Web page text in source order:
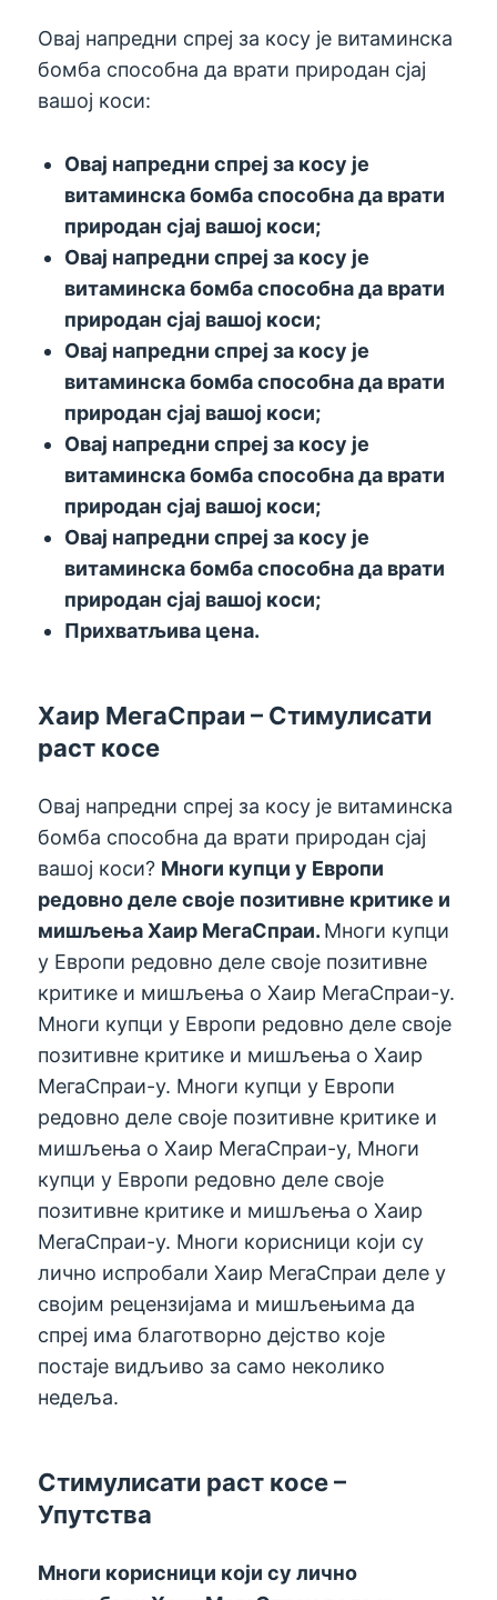
Овај напредни спреј за косу је витаминска
бомба способна да врати природан сјај
вашој коси:
Овај напредни спреј за косу је
витаминска бомба способна да врати
природан сјај вашој коси;
Овај напредни спреј за косу је
витаминска бомба способна да врати
природан сјај вашој коси;
Овај напредни спреј за косу је
витаминска бомба способна да врати
природан сјај вашој коси;
Овај напредни спреј за косу је
витаминска бомба способна да врати
природан сјај вашој коси;
Овај напредни спреј за косу је
витаминска бомба способна да врати
природан сјај вашој коси;
Прихватљива цена.
Хаир МегаСпраи – Стимулисати
раст косе
Овај напредни спреј за косу је витаминска
бомба способна да врати природан сјај
вашој коси? Многи купци у Европи
редовно деле своје позитивне критике и
мишљења Хаир МегаСпраи. Многи купци
у Европи редовно деле своје позитивне
критике и мишљења о Хаир МегаСпраи-у.
Многи купци у Европи редовно деле своје
позитивне критике и мишљења о Хаир
МегаСпраи-у. Многи купци у Европи
редовно деле своје позитивне критике и
мишљења о Хаир МегаСпраи-у, Многи
купци у Европи редовно деле своје
позитивне критике и мишљења о Хаир
МегаСпраи-у. Многи корисници који су
лично испробали Хаир МегаСпраи деле у
својим рецензијама и мишљењима да
спреј има благотворно дејство које
постаје видљиво за само неколико
недеља.
Стимулисати раст косе –
Упутства
Многи корисници који су лично